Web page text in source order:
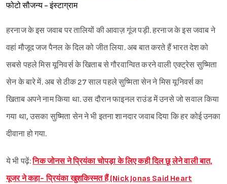
फोटो सौजन्य - इंस्टाग्राम
हरनाज के इस जवाब पर तालियों की आवाज़ गूंज पड़ी. हरनाज के इस जवाब ने
वहां मौजूद जज पैनल के दिल को जीत लिया. अब बात करते हैं भारत देश को
सबसे पहले मिस यूनिवर्स के खिताब से गौरवान्वित करने वाली एक्ट्रेस सुष्मिता
सेन के बारे में. अब से ठीक 27 साल पहले सुष्मिता सेन ने मिस यूनिवर्स का
खिताब अपने नाम किया था. उस दौरान फाइनल राउंड में उनसे जो सवाल किया
गया था, उसका सुष्मिता सेन ने भी इतना शानदार जवाब दिया कि हर कोई उनका
दीवाना हो गया.
ये भी पढ़ें:निक जोनस ने प्रियंका चोपड़ा के लिए कही दिल छू लेने वाली बात,
यूजर ने कहा- प्रियंका खुशकिस्मत हैं (Nick Jonas Said Heart